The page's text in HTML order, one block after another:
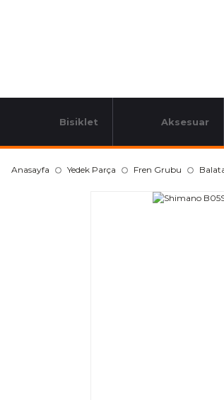
Bisiklet Aksesuar
Anasayfa Yedek Parça Fren Grubu